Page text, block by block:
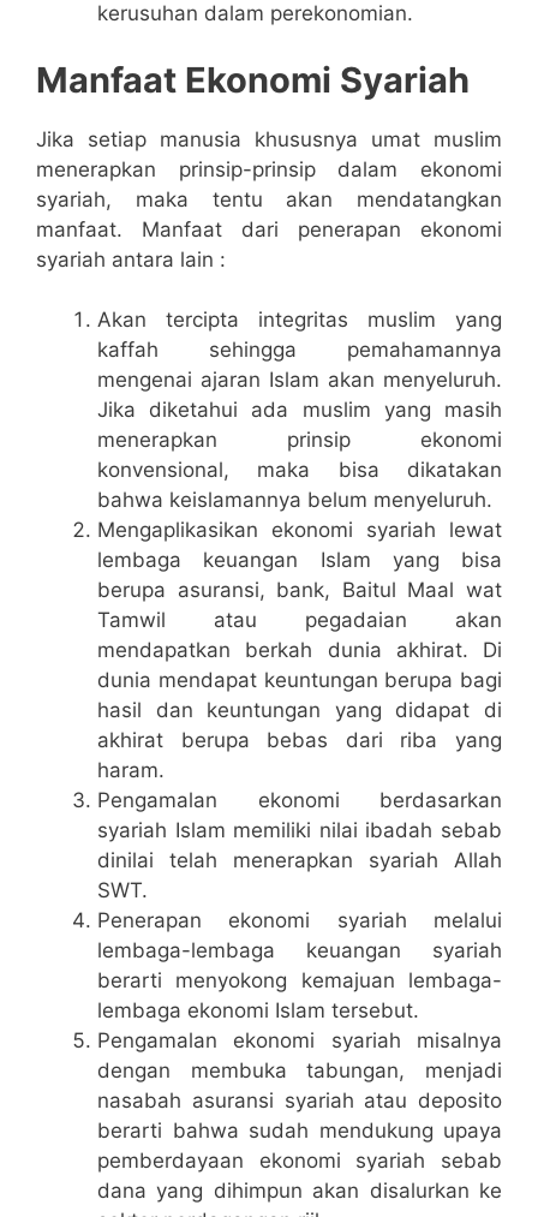
kerusuhan dalam perekonomian.
Manfaat Ekonomi Syariah
Jika setiap manusia khususnya umat muslim
menerapkan prinsip-prinsip dalam ekonomi
syariah, maka tentu akan mendatangkan
manfaat. Manfaat dari penerapan ekonomi
syariah antara lain :
Akan tercipta integritas muslim yang
kaffah sehingga pemahamannya
mengenai ajaran Islam akan menyeluruh.
Jika diketahui ada muslim yang masih
menerapkan prinsip ekonomi
konvensional, maka bisa dikatakan
bahwa keislamannya belum menyeluruh.
Mengaplikasikan ekonomi syariah lewat
lembaga keuangan Islam yang bisa
berupa asuransi, bank, Baitul Maal wat
Tamwil atau pegadaian akan
mendapatkan berkah dunia akhirat. Di
dunia mendapat keuntungan berupa bagi
hasil dan keuntungan yang didapat di
akhirat berupa bebas dari riba yang
haram.
Pengamalan ekonomi berdasarkan
syariah Islam memiliki nilai ibadah sebab
dinilai telah menerapkan syariah Allah
SWT.
Penerapan ekonomi syariah melalui
lembaga-lembaga keuangan syariah
berarti menyokong kemajuan lembaga-
lembaga ekonomi Islam tersebut.
Pengamalan ekonomi syariah misalnya
dengan membuka tabungan, menjadi
nasabah asuransi syariah atau deposito
berarti bahwa sudah mendukung upaya
pemberdayaan ekonomi syariah sebab
dana yang dihimpun akan disalurkan ke